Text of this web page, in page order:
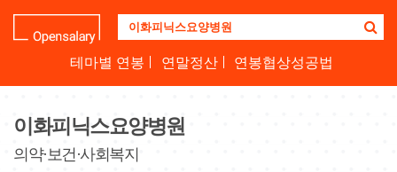
업
명
하
세
요
테마별 연봉 연말정산 연봉협상성공법
이화피닉스요양병원
의약·보건·사회복지